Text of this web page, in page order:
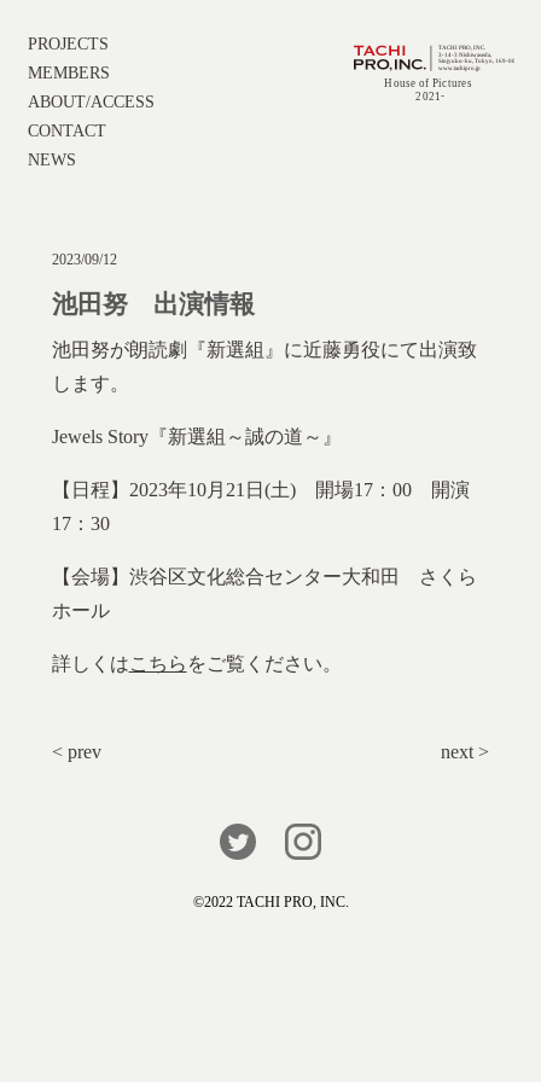
PROJECTS
MEMBERS
ABOUT/ACCESS
CONTACT
NEWS
2023/09/12
池田努 出演情報
池田努が朗読劇『新選組』に近藤勇役にて出演致
します。
Jewels Story『新選組～誠の道～』
【日程】2023年10月21日(土) 開場17：00 開演
17：30
【会場】渋谷区文化総合センター大和田 さくら
ホール
詳しくはこちら をご覧ください。
< prev next >
©️2022 TACHI PRO, INC.